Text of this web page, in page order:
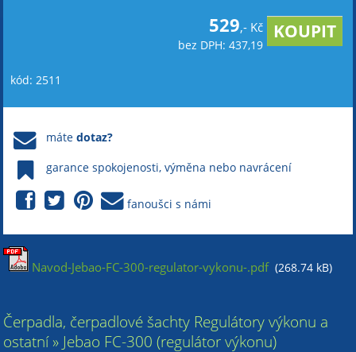
529,- Kč
bez DPH: 437,19
kód: 2511
mátedotaz?
garance spokojenosti, výměna nebo navrácení
fanoušci s námi
Navod-Jebao-FC-300-regulator-vykonu-.pdf (268.74 kB)
Čerpadla, čerpadlové šachty Regulátory výkonu a
ostatní » Jebao FC-300 (regulátor výkonu)